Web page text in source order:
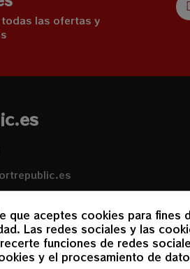
las ofertas y
- 14:00)
que aceptes cookies para fines
Las redes sociales y las
funciones de redes
y el procesamiento de